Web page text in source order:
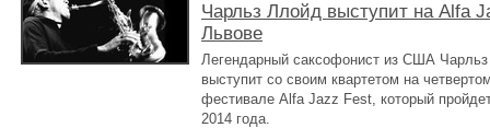
Чарльз Ллойд выступит на Alfa
Львове
Легендарный саксофонист из США
выступит со своим квартетом на
фестивале Alfa Jazz Fest, который
2014 года.